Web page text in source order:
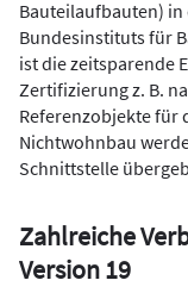
Bauteilaufbauten) in
Bundesinstituts für
ist die zeitsparende
Zertifizierung z. B.
Referenzobjekte für
Nichtwohnbau
Schnittstelle
Zahlreiche
Version 19